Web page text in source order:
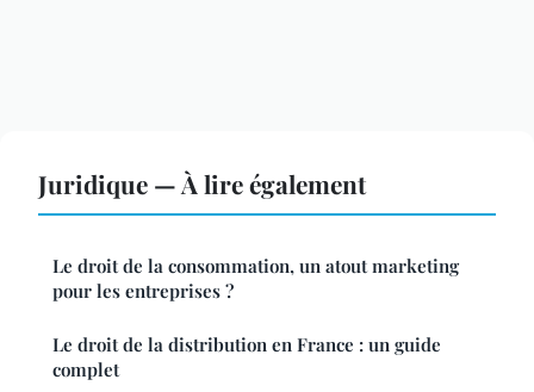
Juridique — À lire également
Le droit de la consommation, un atout marketing
pour les entreprises ?
Le droit de la distribution en France : un guide
complet